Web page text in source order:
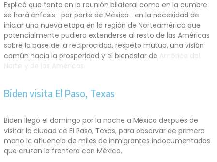
Explicó que tanto en la reunión bilateral como en la cumbre
se hará énfasis -por parte de México- en la necesidad de
iniciar una nueva etapa en la región de Norteamérica que
potencialmente pudiera extenderse al resto de las Américas
sobre la base de la reciprocidad, respeto mutuo, una visión
común hacia la prosperidad y el bienestar de
Biden visita El Paso, Texas
Biden llegó el domingo por la noche a México después de
visitar la ciudad de El Paso, Texas, para observar de primera
mano la afluencia de miles de inmigrantes indocumentados
que cruzan la frontera con México.